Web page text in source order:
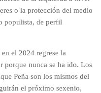
o la protección del medio
populista, de perfil
el 2024 regrese la
porque nunca se ha ido. Los
Peña son los mismos del
el próximo sexenio,